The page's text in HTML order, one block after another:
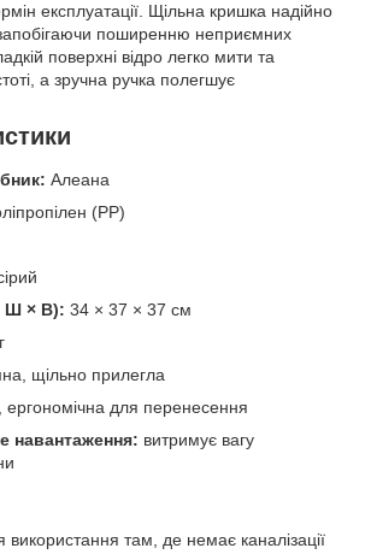
експлуатації. Щільна кришка надійно
поширенню неприємних
поверхні відро легко мити та
а зручна ручка полегшує
Алеана
(PP)
Ш × В): 34 × 37 × 37 см
щільно прилегла
ергономічна для перенесення
навантаження: витримує вагу
використання там, де немає каналізації